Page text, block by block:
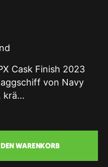
Cask Finish 2023
von Navy
krä...
WARENKORB